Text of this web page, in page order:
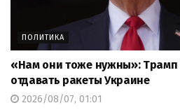
ПОЛИТИКА
«Нам они тоже нужны»: Трамп
отдавать ракеты Украине
2026/08/07, 01:01